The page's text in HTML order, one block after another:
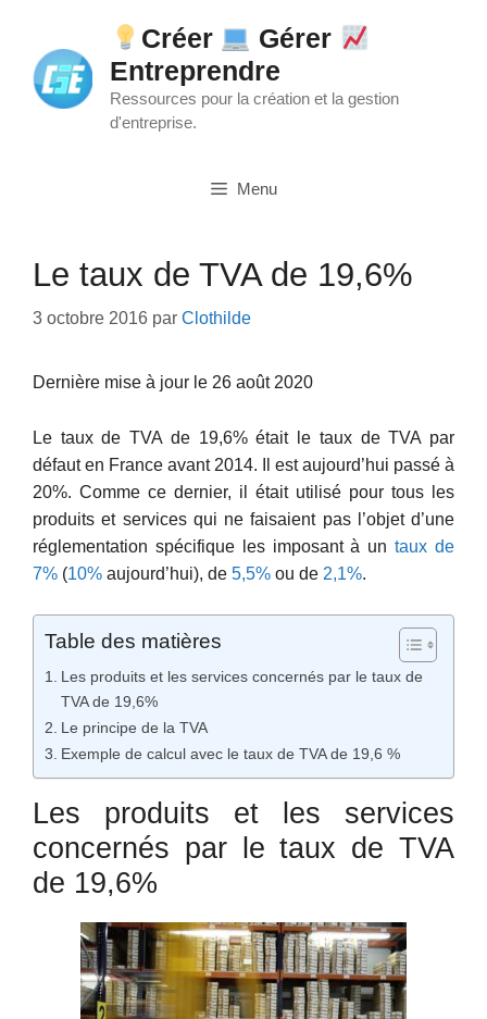
contenu
Créer
Gérer
Entreprendre
Ressources pour la création et la gestion
d'entreprise.
Menu
Le taux de TVA de 19,6%
3 octobre 2016 par Clothilde
Dernière mise à jour le 26 août 2020
Le taux de TVA de 19,6% était le taux de TVA par
défaut en France avant 2014. Il est aujourd’hui passé à
20%. Comme ce dernier, il était utilisé pour tous les
produits et services qui ne faisaient pas l’objet d’une
réglementation spécifique les imposant à untaux de
7% (10% aujourd’hui), de 5,5% ou de 2,1%.
Table des matières
Les produits et les services concernés par le taux de
TVA de 19,6%
Le principe de la TVA
Exemple de calcul avec le taux de TVA de 19,6 %
Les produits et les services
concernés par le taux de TVA
de 19,6%